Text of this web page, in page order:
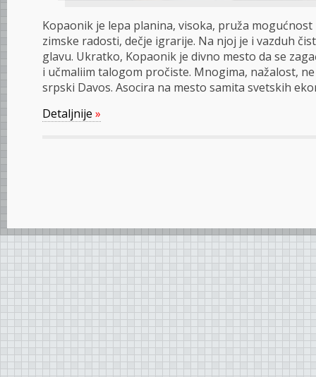
Kopaonik je lepa planina, visoka, pruža
zimske radosti, dečje igrarije. Na njoj je i vazduh
glavu. Ukratko, Kopaonik je divno mesto da se
i učmaliim talogom pročiste. Mnogima, nažalost,
srpski Davos. Asocira na mesto samita svetskih
Detaljnije »